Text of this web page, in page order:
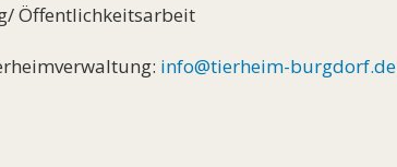
Öffentlichkeitsarbeit
info@tierheim-burgdorf.de